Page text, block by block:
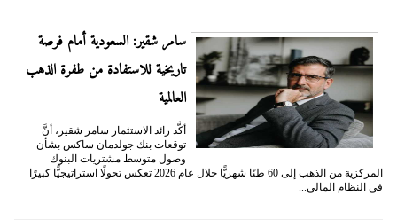
سامر شقير: السعودية أمام فرصة
تاريخية للاستفادة من طفرة الذهب
العالمية
أكَّد رائد الاستثمار سامر شقير، أنَّ
توقعات بنك جولدمان ساكس بشأن
وصول متوسط مشتريات البنوك
المركزية من الذهب إلى 60 طنًا شهريًّا خلال عام 2026 تعكس تحولًا استراتيجيًّا كبيرًا
في النظام المالي...